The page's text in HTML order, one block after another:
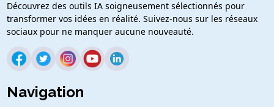
Découvrez des outils IA soigneusement sélectionnés pour
transformer vos idées en réalité. Suivez-nous sur les réseaux
sociaux pour ne manquer aucune nouveauté.
Navigation